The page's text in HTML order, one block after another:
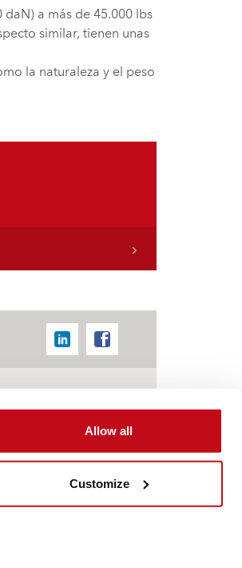
Allow all
Customize
a más de 45.000 lbs
similar, tienen unas
la naturaleza y el peso